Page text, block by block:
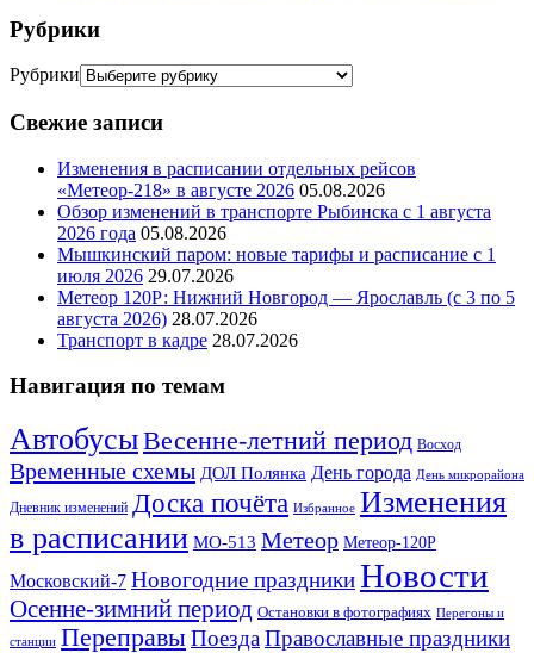
Рубрики
Рубрики
Свежие записи
Изменения в расписании отдельных рейсов
«Метеор-218» в августе 2026 05.08.2026
Обзор изменений в транспорте Рыбинска с 1 августа
2026 года 05.08.2026
Мышкинский паром: новые тарифы и расписание с 1
июля 2026 29.07.2026
Метеор 120Р: Нижний Новгород — Ярославль (с 3 по 5
августа 2026) 28.07.2026
Транспорт в кадре 28.07.2026
Навигация по темам
АвтобусыВесенне-летний период Восход
Временные схемы ДОЛ Полянка День города День микрорайона
Дневник изменений Доска почёта Избранное Изменения
в расписании МО-513 Метеор Метеор-120Р
Московский-7 Новогодние праздникиНовости
Осенне-зимний период Остановки в фотографиях Перегоны и
станции ПереправыПоездаПравославные праздники